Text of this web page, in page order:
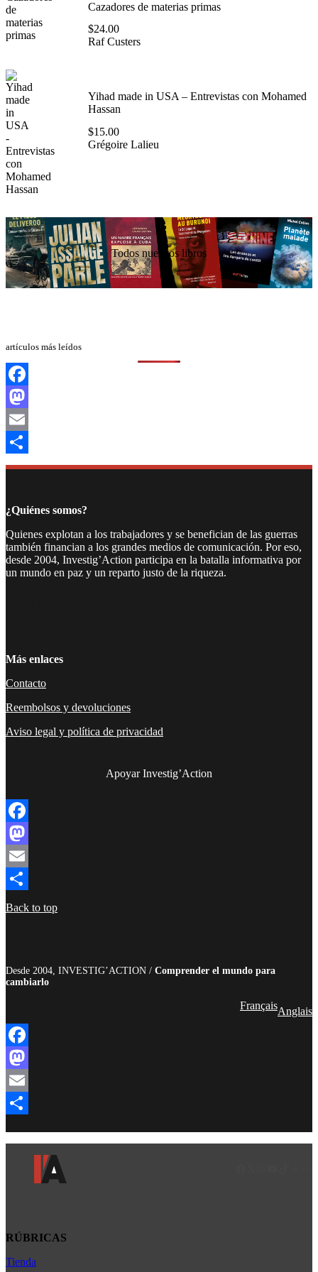
Cazadores de materias primas
$24.00
Raf Custers
Yihad made in USA – Entrevistas con Mohamed
Hassan
$15.00
Grégoire Lalieu
Todos nuestros libros
artículos más leídos
Facebook
Mastodon
Email
Compartir
¿Quiénes somos?
Quienes explotan a los trabajadores y se benefician de las guerras
también financian a los grandes medios de comunicación. Por eso,
desde 2004, Investig’Action participa en la batalla informativa por
un mundo en paz y un reparto justo de la riqueza.
Más enlaces
Contacto
Reembolsos y devoluciones
Aviso legal y política de privacidad
Apoyar Investig’Action
Facebook
Mastodon
Email
Compartir
Back to top
Desde 2004, INVESTIG’ACTION / Comprender el mundo para
cambiarlo
FrançaisAnglais
Facebook
Mastodon
Email
RÚBRICAS
Africa
Tienda